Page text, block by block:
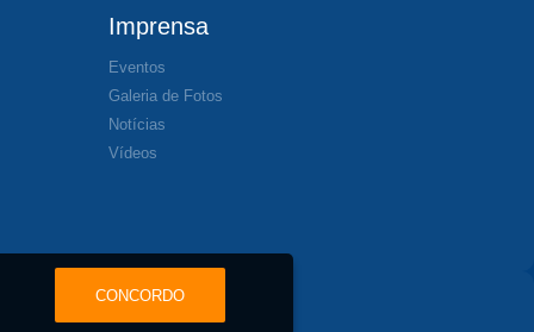
Imprensa
Eventos
Galeria de Fotos
Notícias
Vídeos
CONCORDO